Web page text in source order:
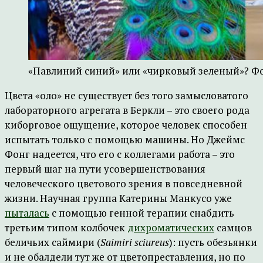
«Павлиний синий» или «чирковый зеленый»?
Цвета «оло» не существует без того замысловатого
лабораторного агрегата в Беркли – это своего рода
киборговое ощущение, которое человек способен
испытать только с помощью машины. Но Джеймс
Фонг надеется, что его с коллегами работа – это
первый шаг на пути усовершенствования
человеческого цветового зрения в повседневной
жизни. Научная группа Катерины Манкусо уже
пыталась с помощью генной терапии снабдить
третьим типом колбочек дихроматических самцов
беличьих саймири (Saimiri sciureus): пусть обезьянки
и не обалдели тут же от цветопреставления, но по